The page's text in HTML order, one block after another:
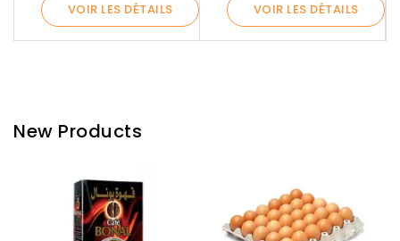
VOIR LES DÉTAILS VOIR LES DÉTAILS
New Products
Aperçu rapide